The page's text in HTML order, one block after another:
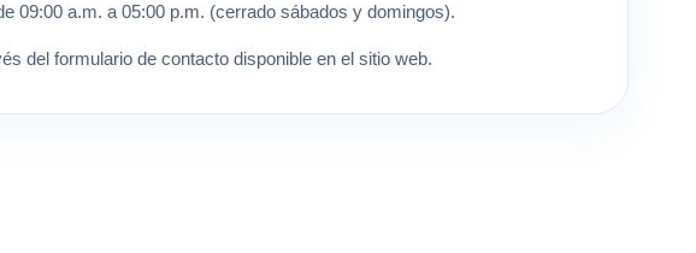
09:00 a.m. a 05:00 p.m. (cerrado sábados y domingos).
del formulario de contacto disponible en el sitio web.